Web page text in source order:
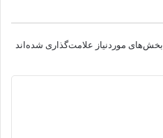
بخش‌های موردنیاز علامت‌گذاری شده‌اند